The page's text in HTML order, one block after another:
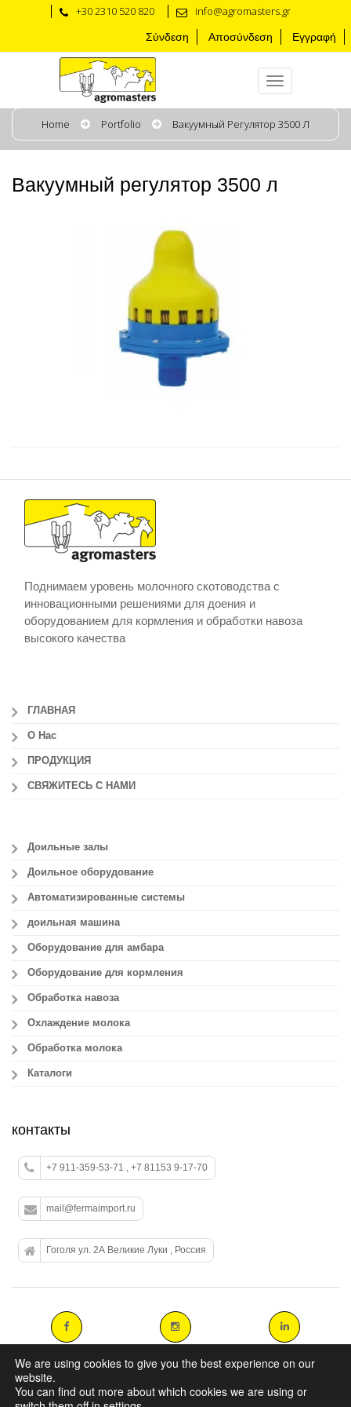
+30 2310 520 820 info@agromasters.gr
Σύνδεση Αποσύνδεση Εγγραφή
Home Portfolio Вакуумный Регулятор 3500 Л
Вакуумный регулятор 3500 л
Поднимаем уровень молочного скотоводства с
инновационными решениями для доения и
оборудованием для кормления и обработки навоза
высокого качества
ГЛАВНАЯ
О Нас
ПРОДУКЦИЯ
СВЯЖИТЕСЬ С НАМИ
Доильные залы
Доильное оборудование
Автоматизированные системы
доильная машина
Оборудование для амбара
Оборудование для кормления
Обработка навоза
Охлаждение молока
Обработка молока
Каталоги
контакты
+7 911-359-53-71 , +7 81153 9-17-70
mail@fermaimport.ru
Гоголя ул. 2А Великие Луки , Россия
Copyright 2014 agromasters. - Web Design by ArtAbout.gr
We are using cookies to give you the best experience on our
website.
You can find out more about which cookies we are using or